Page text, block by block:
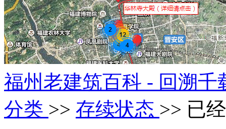
福州老建筑百科 - 回溯
分类 >> 存续状态 >> 已